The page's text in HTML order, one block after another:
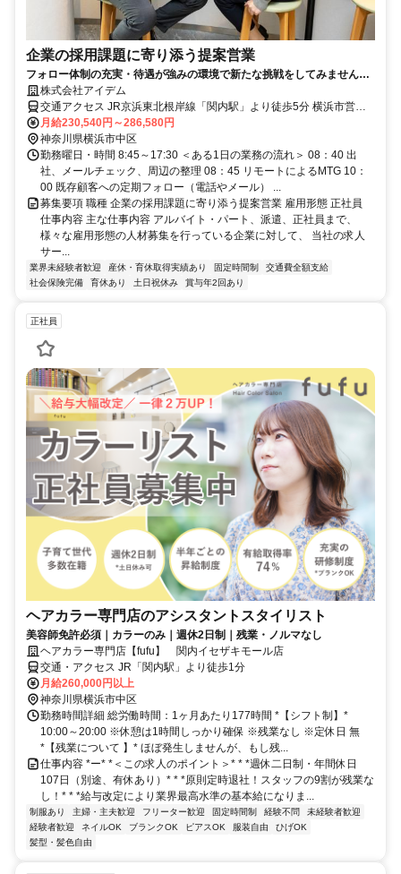
企業の採用課題に寄り添う提案営業
フォロー体制の充実・待遇が強みの環境で新たな挑戦をしてみません
か！/業界・職種未経験歓迎です
株式会社アイデム
交通アクセス JR京浜東北根岸線「関内駅」より徒歩5分 横浜市営地
下鉄ブルーライン「関内駅」「伊勢佐木長者町駅」より徒歩5分
月給230,540円～286,580円
神奈川県横浜市中区
勤務曜日・時間 8:45～17:30 ＜ある1日の業務の流れ＞ 08：40 出
社、メールチェック、周辺の整理 08：45 リモートによるMTG 10：
00 既存顧客への定期フォロー（電話やメール） ...
募集要項 職種 企業の採用課題に寄り添う提案営業 雇用形態 正社員
仕事内容 主な仕事内容 アルバイト・パート、派遣、正社員まで、
様々な雇用形態の人材募集を行っている企業に対して、 当社の求人
サー...
業界未経験者歓迎 産休・育休取得実績あり 固定時間制
交通費全額支給
社会保険完備
育休あり 土日祝休み 賞与年2回あり
正社員
ヘアカラー専門店のアシスタントスタイリスト
美容師免許必須｜カラーのみ｜週休2日制｜残業・ノルマなし
ヘアカラー専門店【fufu】 関内イセザキモール店
交通・アクセス JR「関内駅」より徒歩1分
月給260,000円以上
神奈川県横浜市中区
勤務時間詳細 総労働時間：1ヶ月あたり177時間 *【シフト制】*
10:00～20:00 ※休憩は1時間しっかり確保 ※残業なし ※定休日 無
*【残業について 】* ほぼ発生しませんが、もし残...
仕事内容 *ー* *＜この求人のポイント＞* * *週休二日制・年間休日
107日（別途、有休あり）* * *原則定時退社！スタッフの9割が残業な
し！* * *給与改定により業界最高水準の基本給になりま...
制服あり 主婦・主夫歓迎 フリーター歓迎 固定時間制 経験不問
未経験者歓迎
経験者歓迎
ネイルOK ブランクOK ピアスOK 服装自由
ひげOK
髪型・髪色自由